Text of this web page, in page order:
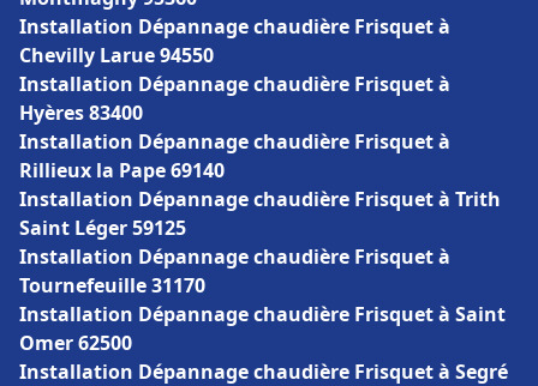
Installation Dépannage chaudière Frisquet à
Chevilly Larue 94550
Installation Dépannage chaudière Frisquet à
Hyères 83400
Installation Dépannage chaudière Frisquet à
Rillieux la Pape 69140
Installation Dépannage chaudière Frisquet à Trith
Saint Léger 59125
Installation Dépannage chaudière Frisquet à
Tournefeuille 31170
Installation Dépannage chaudière Frisquet à Saint
Omer 62500
Installation Dépannage chaudière Frisquet à Segré